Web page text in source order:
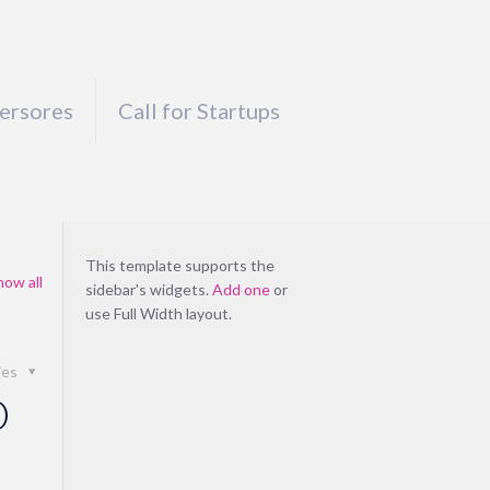
Call for Startups
all
This template supports the
sidebar's widgets. Add oneor
use Full Width layout.